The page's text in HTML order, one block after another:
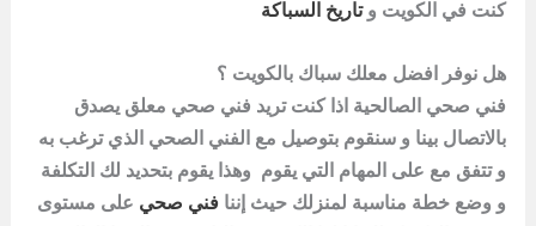
كنت في الكويت وتاريخ السباكة
هل نوفر افضل معلك سباك بالكويت ؟
فني صحي الصالحية اذا كنت تريد فني صحي معلق يصدق
بالاتصال بينا و سنقوم بتوصيل مع الفني الصحي الذي ترغب به
و تتفق مع على المهام التي يقوم وهذا يقوم بتحديد لك التكلفة
و وضع خطة مناسبة لمنزلك حيث إننا فني صحي على مستوى